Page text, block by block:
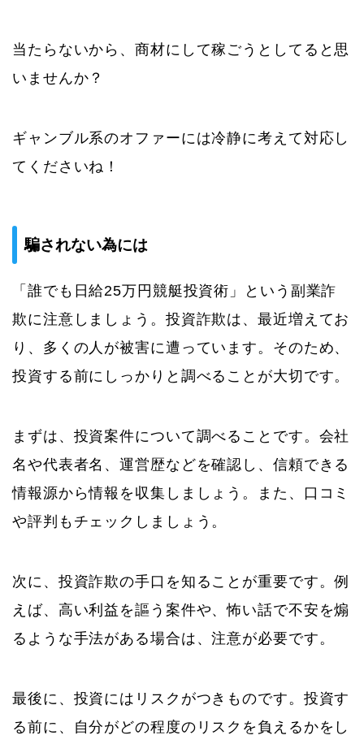
当たらないから、商材にして稼ごうとしてると思
いませんか？
ギャンブル系のオファーには冷静に考えて対応し
てくださいね！
騙されない為には
「誰でも日給25万円競艇投資術」という副業詐
欺に注意しましょう。投資詐欺は、最近増えてお
り、多くの人が被害に遭っています。そのため、
投資する前にしっかりと調べることが大切です。
まずは、投資案件について調べることです。会社
名や代表者名、運営歴などを確認し、信頼できる
情報源から情報を収集しましょう。また、口コミ
や評判もチェックしましょう。
次に、投資詐欺の手口を知ることが重要です。例
えば、高い利益を謳う案件や、怖い話で不安を煽
るような手法がある場合は、注意が必要です。
最後に、投資にはリスクがつきものです。投資す
る前に、自分がどの程度のリスクを負えるかをし